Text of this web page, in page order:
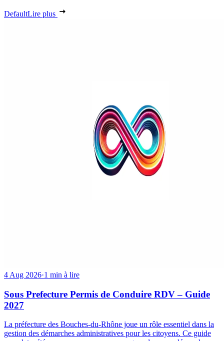
DefaultLire plus
4 Aug 2026·1 min à lire
Sous Prefecture Permis de Conduire RDV – Guide
2027
La préfecture des Bouches-du-Rhône joue un rôle essentiel dans la
gestion des démarches administratives pour les citoyens. Ce guide